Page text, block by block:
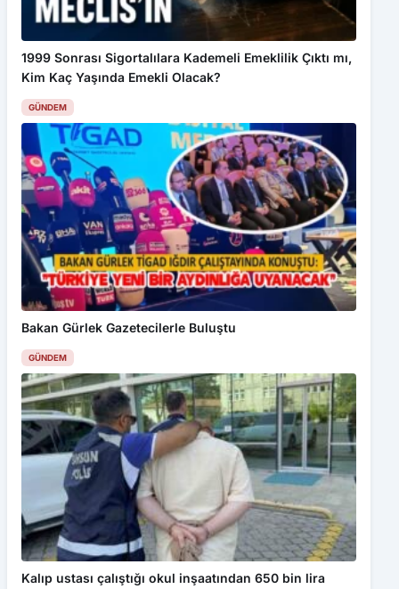
KBÜ’lü AkademisyendenTürkiye’de ilk, Dünyada ikinci PCB
1999 Sonrası Sigortalılara Kademeli Emeklilik Çıktı mı,
Kim Kaç Yaşında Emekli Olacak?
GÜNDEM
Bakan Gürlek Gazetecilerle Buluştu
GÜNDEM
Kalıp ustası çalıştığı okul inşaatından 650 bin lira